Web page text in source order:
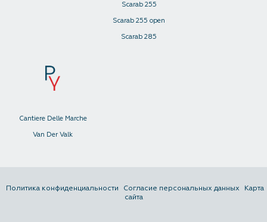
Scarab 255
Scarab 255 open
Scarab 285
Cantiere Delle Marche
Van Der Valk
Политика конфиденциальности Согласие персональных данных
Карта
сайта